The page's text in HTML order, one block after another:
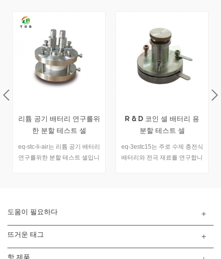
리튬 공기 배터리 연구를위
한 분할 테스트 셀
eq-stc-li-air는 리튬 공기 배터리
연구를위한 분할 테스트 셀입니
R & D 코인 셀 배터리 용
분할 테스트 셀
eq-3estc15는 주로 수제 충전식
배터리와 전극 재료를 연구합니
도움이 필요하다
뜨거운 태그